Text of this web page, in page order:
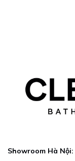
Showroom Hà Nội: